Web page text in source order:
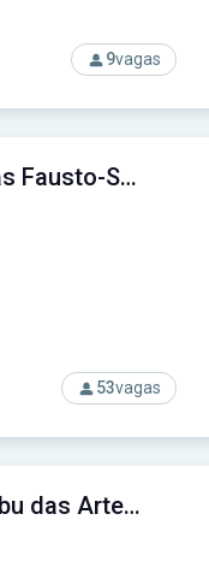
9vagas
53vagas
Prefeitura de Elias Fausto-SP - Prefeitura Municipal de Elias Fausto-SP
Prefeitura de Embu das Artes-SP - Prefeitura Municipal de Embu das Artes-SP